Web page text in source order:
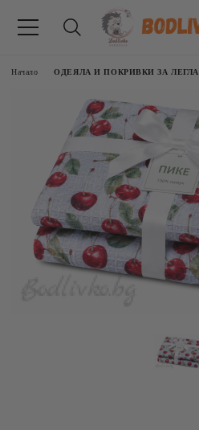
Начало ОДЕЯЛА И ПОКРИВКИ ЗА ЛЕГЛА